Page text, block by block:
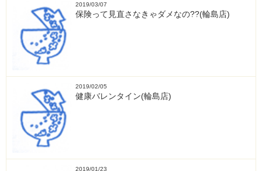
2019/03/07
保険って見直さなきゃダメなの??(輪島店)
2019/02/05
健康バレンタイン(輪島店)
2019/01/23